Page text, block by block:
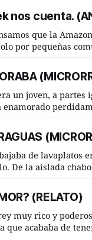
nos cuenta.
que la
por pequeñas
finlandés
Helsinki, junto
un joven, a partes
enamorado
Pero
deseo ineluctable
que ellos
de lavaplatos
De la aislada
buen paso. Cierta noche,
laboral caminaba
a llover
(RELATO)
muy rico y
que acababa de